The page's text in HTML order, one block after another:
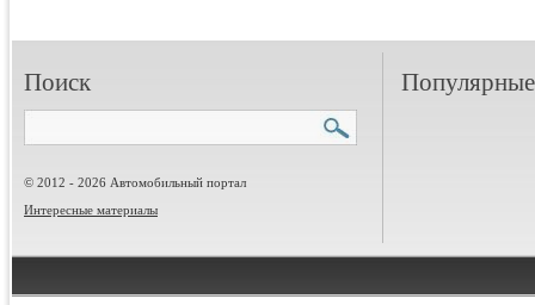
Поиск
© 2012 - 2026 Автомобильный портал
Интересные материалы
Популярные